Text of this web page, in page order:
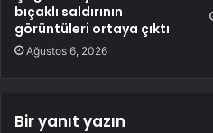
bıçaklı saldırının
görüntüleri ortaya çıktı
Ağustos 6, 2026
Bir yanıt yazın